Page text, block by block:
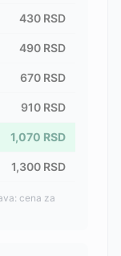
430 RSD
490 RSD
670 RSD
910 RSD
1,070 RSD
1,300 RSD
cena za